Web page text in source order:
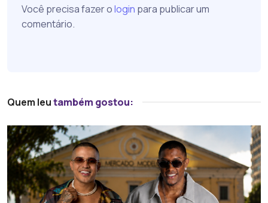
Você precisa fazer ologin para publicar um
comentário.
Quem leutambém gostou: